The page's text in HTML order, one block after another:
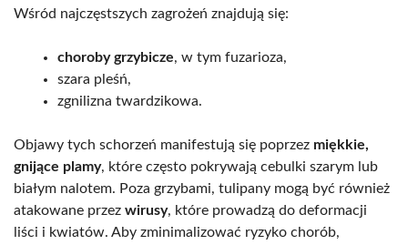
Wśród najczęstszych zagrożeń znajdują się:
choroby grzybicze, w tym fuzarioza,
szara pleśń,
zgnilizna twardzikowa.
Objawy tych schorzeń manifestują się poprzez miękkie,
gnijące plamy, które często pokrywają cebulki szarym lub
białym nalotem. Poza grzybami, tulipany mogą być również
atakowane przez wirusy, które prowadzą do deformacji
liści i kwiatów. Aby zminimalizować ryzyko chorób,